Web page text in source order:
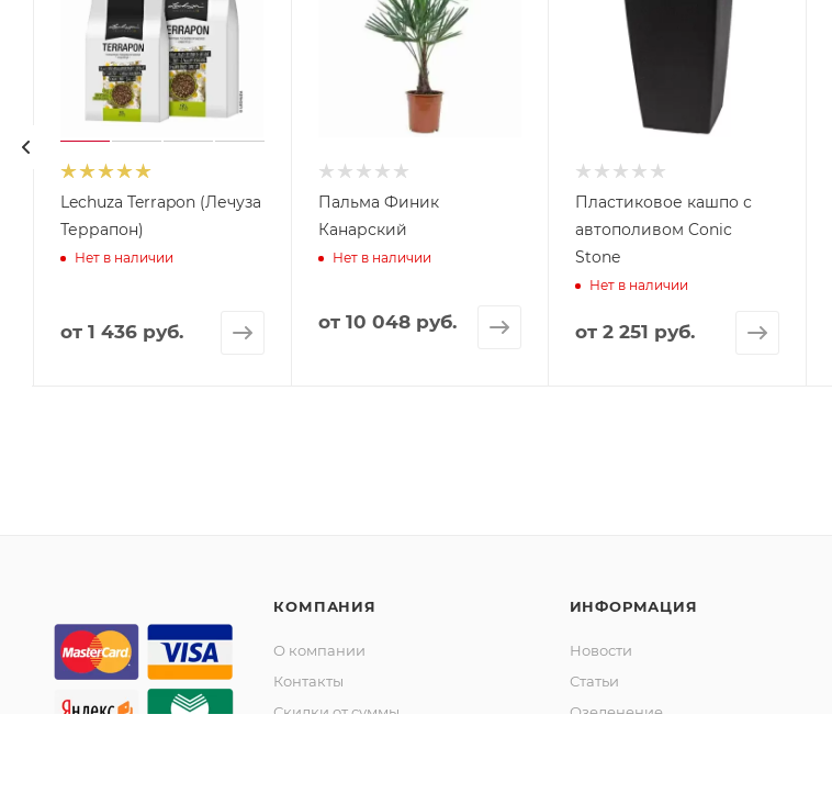
Lechuza Terrapon (Лечуза
Террапон)
Нет в наличии
от 1 436 руб.
Пальма Финик
Канарский
Нет в наличии
от 10 048 руб.
Пластиковое кашпо с
автополивом Conic
Stone
Нет в наличии
от2 251 руб.
КОМПАНИЯ
О компании
Контакты
Скидки от суммы
ИНФОРМАЦИЯ
Новости
Статьи
Озеленение